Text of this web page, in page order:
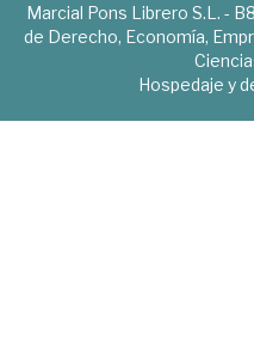
Marcial Pons Librero S.L. -
de Derecho, Economía,
Hospedaje y